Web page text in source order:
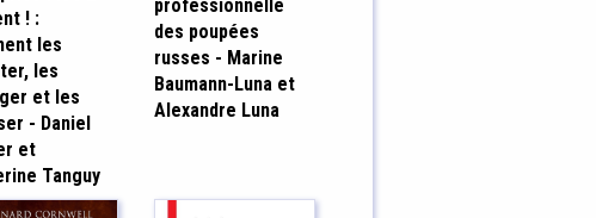
! :
les
les
et les
- Daniel
et
Tanguy
professionnelle
des poupées
russes - Marine
Baumann-Luna et
Alexandre Luna